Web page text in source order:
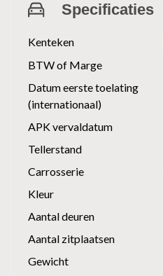
Specificaties
Kenteken
BTW of Marge
Datum eerste toelating
(internationaal)
APK vervaldatum
Tellerstand
Carrosserie
Kleur
Aantal deuren
Aantal zitplaatsen
Gewicht